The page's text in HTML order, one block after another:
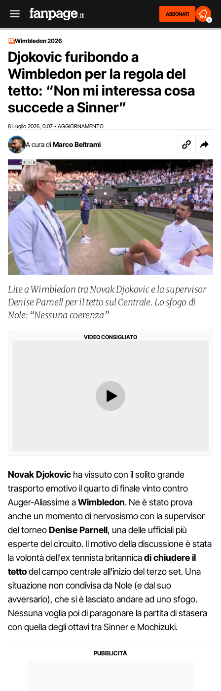
ABBONATI
2
Wimbledon 2026
Djokovic furibondo a
Wimbledon per la regola del
tetto: “Non mi interessa cosa
succede a Sinner”
8 Luglio 2026 0:07 • AGGIORNAMENTO
A cura di Marco Beltrami
Lite a Wimbledon tra Novak Djokovic e la supervisor
Denise Parnell per il tetto sul Centrale. Lo sfogo di
Nole: “Nessuna coerenza”
VIDEO CONSIGLIATO
Novak Djokovic ha vissuto con il solito grande
trasporto emotivo il quarto di finale vinto contro
Auger-Aliassime aWimbledon. Ne è stato prova
anche un momento di nervosismo con la supervisor
del torneoDenise Parnell, una delle ufficiali più
esperte del circuito. Il motivo della discussione è stata
la volontà dell'ex tennista britannicadi chiudere il
tettodel campo centrale all'inizio del terzo set. Una
situazione non condivisa da Nole (e dal suo
avversario), che si è lasciato andare ad uno sfogo.
Nessuna voglia poi di paragonare la partita di stasera
con quella degli ottavi tra Sinner e Mochizuki.